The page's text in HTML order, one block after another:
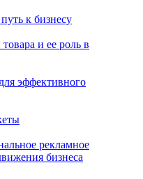
к бизнесу
и ее роль в
эффективного
рекламное
бизнеса